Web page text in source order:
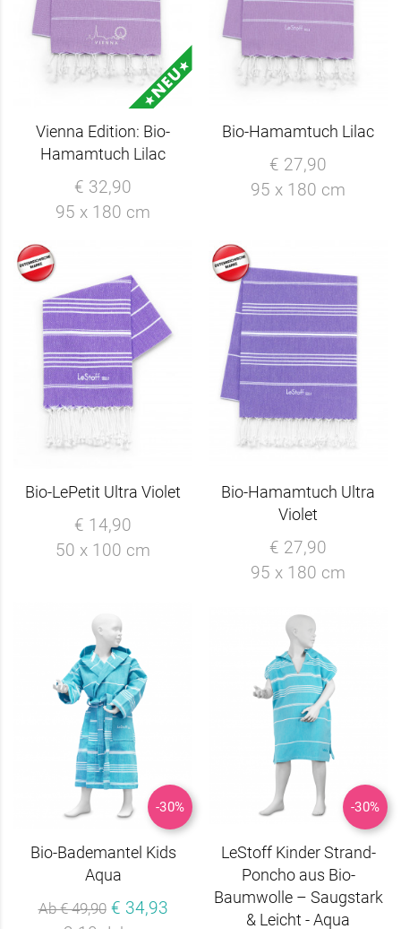
Vienna Edition: Bio-
Hamamtuch Lilac
€ 32,90
95 x 180 cm
Bio-Hamamtuch Lilac
€ 27,90
95 x 180 cm
Bio-LePetit Ultra Violet
€ 14,90
50 x 100 cm
Bio-Hamamtuch Ultra
Violet
€ 27,90
95 x 180 cm
-30%
Bio-Bademantel Kids
Aqua
Ab € 49,90 € 34,93
-30%
LeStoff Kinder Strand-
Poncho aus Bio-
Baumwolle – Saugstark
& Leicht - Aqua